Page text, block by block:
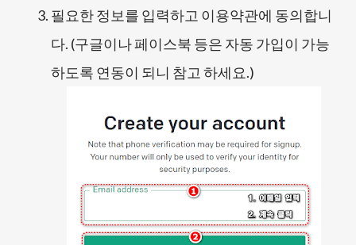
필요한 정보를 입력하고 이용약관에 동의합니
다. (구글이나 페이스북 등은 자동 가입이 가능
하도록 연동이 되니 참고 하세요.)